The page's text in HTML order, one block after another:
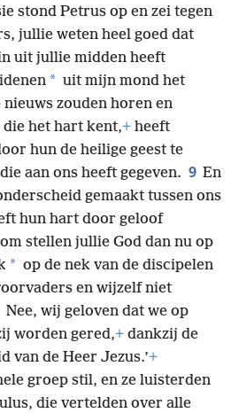
stond Petrus op en zei tegen
jullie weten heel goed dat
uit jullie midden heeft
* uit mijn mond het
zouden horen en
die het hart kent,+ heeft
hun de heilige geest te
aan ons heeft gegeven. 9 En
gemaakt tussen ons
hun hart door geloof
stellen jullie God dan nu op
* op de nek van de discipelen
en wijzelf niet
Nee, wij geloven dat we op
worden gered,+ dankzij de
van de Heer Jezus.’+
groep stil, en ze luisterden
die vertelden over alle